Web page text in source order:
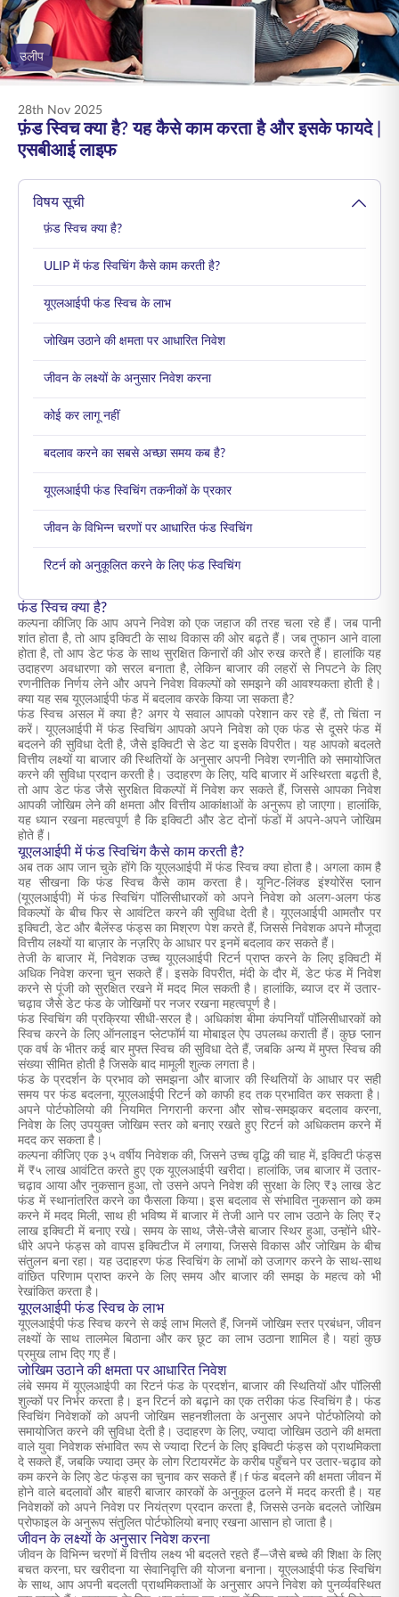
ENGLISH
ऑनलाइन खरीदें प्रीमियम भुगतान करें
उलीप
28th Nov 2025
फ़ंड स्विच क्या है? यह कैसे काम करता है और इसके फायदे |
एसबीआई लाइफ
विषय सूची
फ़ंड स्विच क्या है?
ULIP में फंड स्विचिंग कैसे काम करती है?
यूएलआईपी फंड स्विच के लाभ
जोखिम उठाने की क्षमता पर आधारित निवेश
जीवन के लक्ष्यों के अनुसार निवेश करना
कोई कर लागू नहीं
बदलाव करने का सबसे अच्छा समय कब है?
यूएलआईपी फंड स्विचिंग तकनीकों के प्रकार
जीवन के विभिन्न चरणों पर आधारित फंड स्विचिंग
रिटर्न को अनुकूलित करने के लिए फंड स्विचिंग
फंड स्विच क्या है?
कल्पना कीजिए कि आप अपने निवेश को एक जहाज की तरह चला रहे हैं। जब पानी
शांत होता है, तो आप इक्विटी के साथ विकास की ओर बढ़ते हैं। जब तूफान आने वाला
होता है, तो आप डेट फंड के साथ सुरक्षित किनारों की ओर रुख करते हैं। हालांकि यह
उदाहरण अवधारणा को सरल बनाता है, लेकिन बाजार की लहरों से निपटने के लिए
रणनीतिक निर्णय लेने और अपने निवेश विकल्पों को समझने की आवश्यकता होती है।
क्या यह सब यूएलआईपी फंड में बदलाव करके किया जा सकता है?
फंड स्विच असल में क्या है? अगर ये सवाल आपको परेशान कर रहे हैं, तो चिंता न
करें। यूएलआईपी में फंड स्विचिंग आपको अपने निवेश को एक फंड से दूसरे फंड में
बदलने की सुविधा देती है, जैसे इक्विटी से डेट या इसके विपरीत। यह आपको बदलते
वित्तीय लक्ष्यों या बाजार की स्थितियों के अनुसार अपनी निवेश रणनीति को समायोजित
करने की सुविधा प्रदान करती है। उदाहरण के लिए, यदि बाजार में अस्थिरता बढ़ती है,
तो आप डेट फंड जैसे सुरक्षित विकल्पों में निवेश कर सकते हैं, जिससे आपका निवेश
आपकी जोखिम लेने की क्षमता और वित्तीय आकांक्षाओं के अनुरूप हो जाएगा। हालांकि,
यह ध्यान रखना महत्वपूर्ण है कि इक्विटी और डेट दोनों फंडों में अपने-अपने जोखिम
होते हैं।
यूएलआईपी में फंड स्विचिंग कैसे काम करती है?
अब तक आप जान चुके होंगे कि यूएलआईपी में फंड स्विच क्या होता है। अगला काम है
यह सीखना कि फंड स्विच कैसे काम करता है। यूनिट-लिंक्ड इंश्योरेंस प्लान
(यूएलआईपी) में फंड स्विचिंग पॉलिसीधारकों को अपने निवेश को अलग-अलग फंड
विकल्पों के बीच फिर से आवंटित करने की सुविधा देती है। यूएलआईपी आमतौर पर
इक्विटी, डेट और बैलेंस्ड फंड्स का मिश्रण पेश करते हैं, जिससे निवेशक अपने मौजूदा
वित्तीय लक्ष्यों या बाज़ार के नज़रिए के आधार पर इनमें बदलाव कर सकते हैं।
तेजी के बाजार में, निवेशक उच्च यूएलआईपी रिटर्न प्राप्त करने के लिए इक्विटी में
अधिक निवेश करना चुन सकते हैं। इसके विपरीत, मंदी के दौर में, डेट फंड में निवेश
करने से पूंजी को सुरक्षित रखने में मदद मिल सकती है। हालांकि, ब्याज दर में उतार-
चढ़ाव जैसे डेट फंड के जोखिमों पर नजर रखना महत्वपूर्ण है।
फंड स्विचिंग की प्रक्रिया सीधी-सरल है। अधिकांश बीमा कंपनियाँ पॉलिसीधारकों को
स्विच करने के लिए ऑनलाइन प्लेटफॉर्म या मोबाइल ऐप उपलब्ध कराती हैं। कुछ प्लान
एक वर्ष के भीतर कई बार मुफ्त स्विच की सुविधा देते हैं, जबकि अन्य में मुफ्त स्विच की
संख्या सीमित होती है जिसके बाद मामूली शुल्क लगता है।
फंड के प्रदर्शन के प्रभाव को समझना और बाजार की स्थितियों के आधार पर सही
समय पर फंड बदलना, यूएलआईपी रिटर्न को काफी हद तक प्रभावित कर सकता है।
अपने पोर्टफोलियो की नियमित निगरानी करना और सोच-समझकर बदलाव करना,
निवेश के लिए उपयुक्त जोखिम स्तर को बनाए रखते हुए रिटर्न को अधिकतम करने में
मदद कर सकता है।
कल्पना कीजिए एक ३५ वर्षीय निवेशक की, जिसने उच्च वृद्धि की चाह में, इक्विटी फंड्स
में ₹५ लाख आवंटित करते हुए एक यूएलआईपी खरीदा। हालांकि, जब बाजार में उतार-
चढ़ाव आया और नुकसान हुआ, तो उसने अपने निवेश की सुरक्षा के लिए ₹३ लाख डेट
फंड में स्थानांतरित करने का फैसला किया। इस बदलाव से संभावित नुकसान को कम
करने में मदद मिली, साथ ही भविष्य में बाजार में तेजी आने पर लाभ उठाने के लिए ₹२
लाख इक्विटी में बनाए रखे। समय के साथ, जैसे-जैसे बाजार स्थिर हुआ, उन्होंने धीरे-
धीरे अपने फंड्स को वापस इक्विटीज में लगाया, जिससे विकास और जोखिम के बीच
संतुलन बना रहा। यह उदाहरण फंड स्विचिंग के लाभों को उजागर करने के साथ-साथ
वांछित परिणाम प्राप्त करने के लिए समय और बाजार की समझ के महत्व को भी
रेखांकित करता है।
यूएलआईपी फंड स्विच के लाभ
यूएलआईपी फंड स्विच करने से कई लाभ मिलते हैं, जिनमें जोखिम स्तर प्रबंधन, जीवन
लक्ष्यों के साथ तालमेल बिठाना और कर छूट का लाभ उठाना शामिल है। यहां कुछ
प्रमुख लाभ दिए गए हैं।
जोखिम उठाने की क्षमता पर आधारित निवेश
लंबे समय में यूएलआईपी का रिटर्न फंड के प्रदर्शन, बाजार की स्थितियों और पॉलिसी
शुल्कों पर निर्भर करता है। इन रिटर्न को बढ़ाने का एक तरीका फंड स्विचिंग है। फंड
स्विचिंग निवेशकों को अपनी जोखिम सहनशीलता के अनुसार अपने पोर्टफोलियो को
समायोजित करने की सुविधा देती है। उदाहरण के लिए, ज्यादा जोखिम उठाने की क्षमता
वाले युवा निवेशक संभावित रूप से ज्यादा रिटर्न के लिए इक्विटी फंड्स को प्राथमिकता
दे सकते हैं, जबकि ज्यादा उम्र के लोग रिटायरमेंट के करीब पहुँचने पर उतार-चढ़ाव को
कम करने के लिए डेट फंड्स का चुनाव कर सकते हैं।f फंड बदलने की क्षमता जीवन में
होने वाले बदलावों और बाहरी बाजार कारकों के अनुकूल ढलने में मदद करती है। यह
निवेशकों को अपने निवेश पर नियंत्रण प्रदान करता है, जिससे उनके बदलते जोखिम
प्रोफाइल के अनुरूप संतुलित पोर्टफोलियो बनाए रखना आसान हो जाता है।
जीवन के लक्ष्यों के अनुसार निवेश करना
जीवन के विभिन्न चरणों में वित्तीय लक्ष्य भी बदलते रहते हैं—जैसे बच्चे की शिक्षा के लिए
बचत करना, घर खरीदना या सेवानिवृत्ति की योजना बनाना। यूएलआईपी फंड स्विचिंग
के साथ, आप अपनी बदलती प्राथमिकताओं के अनुसार अपने निवेश को पुनर्व्यवस्थित